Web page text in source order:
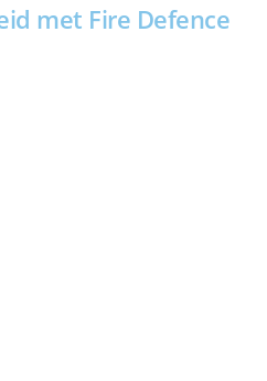
met Fire Defence